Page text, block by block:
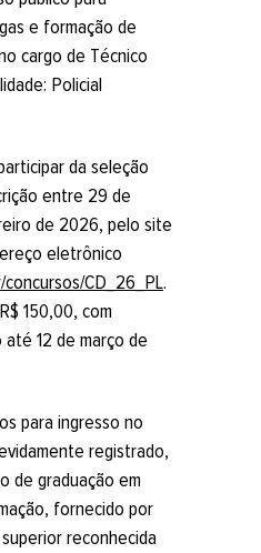
e formação de
cargo de Técnico
Policial
da seleção
entre 29 de
de 2026, pelo site
eletrônico
CD_26_PL.
150,00, com
12 de março de
para ingresso no
registrado,
de graduação em
fornecido por
reconhecida